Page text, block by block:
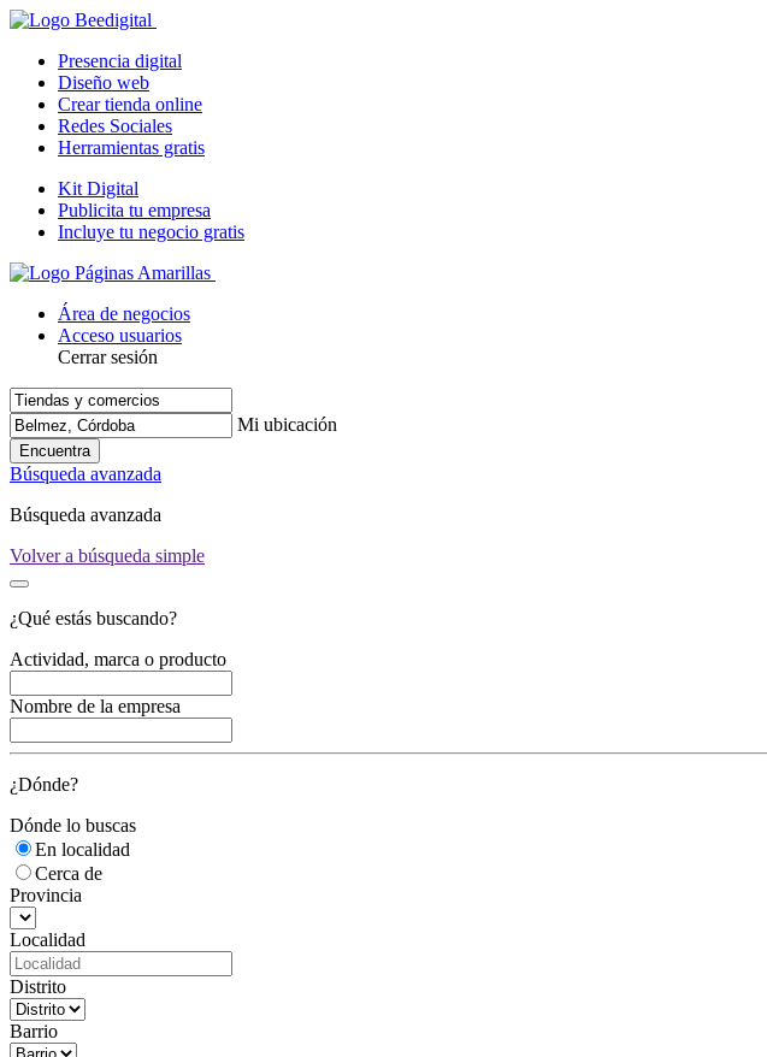
Presencia digital
Diseño web
Crear tienda online
Redes Sociales
Herramientas gratis
Kit Digital
Publicita tu empresa
Incluye tu negocio gratis
Área de negocios
Acceso usuarios
Cerrar sesión
Mi ubicación
Encuentra
Búsqueda avanzada
Búsqueda avanzada
Volver a búsqueda simple
¿Qué estás buscando?
Actividad, marca o producto
Nombre de la empresa
¿Dónde?
Dónde lo buscas
En localidad
Cerca de
Provincia
Localidad
Distrito
Barrio